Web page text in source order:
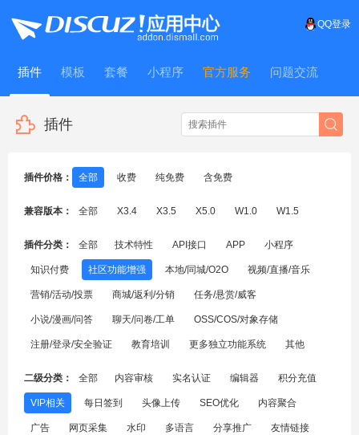
QQ登录
插件 模板 套餐 小程序 官方服务 问题交流
WitFrame
插件
插件价格： 全部 收费 纯免费 含免费
兼容版本： 全部 X3.4 X3.5 X5.0 W1.0 W1.5
插件分类： 全部 技术特性 API接口 APP 小程序
知识付费 社区功能增强 本地/同城/O2O 视频/直播/音乐
营销/活动/投票 商城/返利/分销 任务/悬赏/威客
小说/漫画/问答 聊天/问卷/工单 OSS/COS/对象存储
注册/登录/安全验证 教育培训 更多独立功能系统 其他
二级分类： 全部 内容审核 实名认证 编辑器 积分充值
VIP相关 每日签到 头像上传 SEO优化 内容聚合
广告 网页采集 水印 多语言 分享推广 友情链接